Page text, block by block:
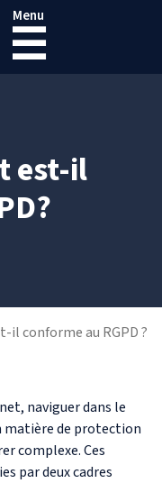
Menu
☰
est-il
conforme au RGPD ?
naviguer dans le
matière de protection
complexe. Ces
par deux cadres